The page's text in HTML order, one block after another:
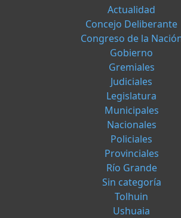
Actualidad
Concejo Deliberante
Congreso de la
Gobierno
Gremiales
Judiciales
Legislatura
Municipales
Nacionales
Policiales
Provinciales
Río Grande
Sin categoría
Tolhuin
Ushuaia